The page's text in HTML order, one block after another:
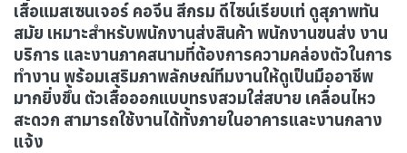
เสื้อแมสเซนเจอร์ คอจีน สีกรม ดีไซน์เรียบเท่ ดูสุภาพทัน
สมัย เหมาะสำหรับพนักงานส่งสินค้า พนักงานขนส่ง งาน
บริการ และงานภาคสนามที่ต้องการความคล่องตัวในการ
ทำงาน พร้อมเสริมภาพลักษณ์ทีมงานให้ดูเป็นมืออาชีพ
มากยิ่งขึ้น ตัวเสื้อออกแบบทรงสวมใส่สบาย เคลื่อนไหว
สะดวก สามารถใช้งานได้ทั้งภายในอาคารและงานกลาง
แจ้ง